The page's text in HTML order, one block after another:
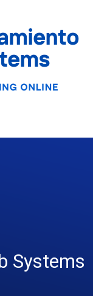
Systems
gratis